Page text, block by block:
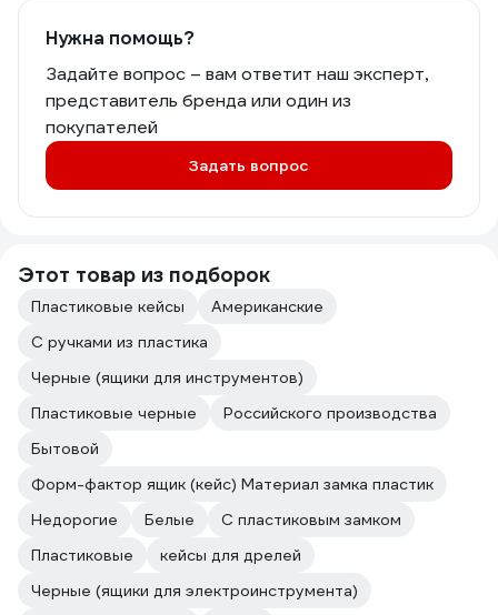
Нужна помощь?
Задайте вопрос – вам ответит наш эксперт,
представитель бренда или один из
покупателей
Задать вопрос
Этот товар из подборок
Пластиковые кейсы
Американские
С ручками из пластика
Черные (ящики для инструментов)
Пластиковые черные
Российского производства
Бытовой
Форм-фактор ящик (кейс) Материал замка пластик
Недорогие
Белые
С пластиковым замком
Пластиковые
кейсы для дрелей
Черные (ящики для электроинструмента)